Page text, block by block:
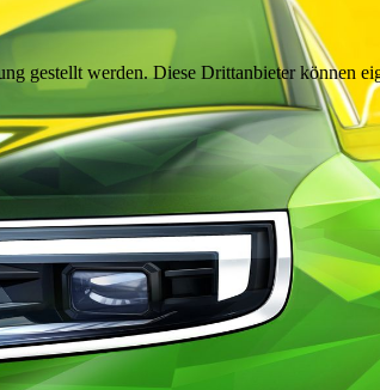
gestellt werden. Diese Drittanbieter können